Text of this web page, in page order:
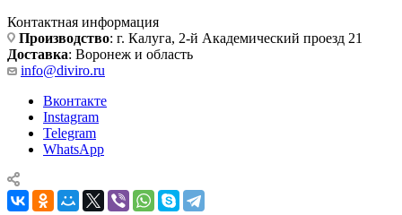
Контактная информация
Производство: г. Калуга, 2-й Академический проезд 21
Доставка: Воронеж и область
info@diviro.ru
Вконтакте
Instagram
Telegram
WhatsApp